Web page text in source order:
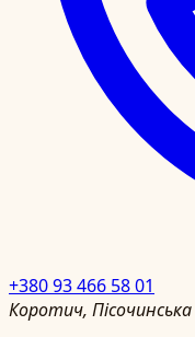
+380 93 466 58 01
Коротич,